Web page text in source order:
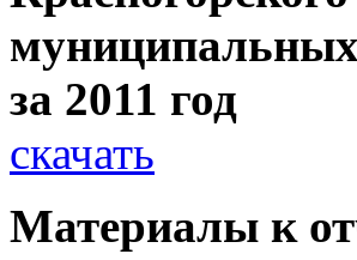
за 2011 год
скачать
Материалы к